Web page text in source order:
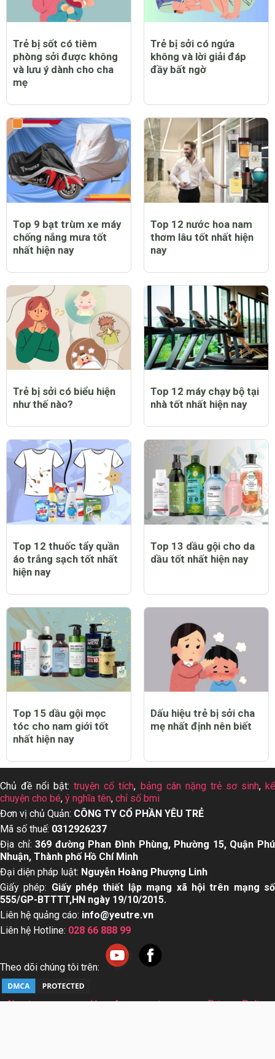
Trẻ bị sốt có tiêm
phòng sởi được không
và lưu ý dành cho cha
mẹ
Trẻ bị sởi có ngứa
không và lời giải đáp
đầy bất ngờ
Top 9 bạt trùm xe máy
chống nắng mưa tốt
nhất hiện nay
Top 12 nước hoa nam
thơm lâu tốt nhất hiện
nay
Trẻ bị sởi có biểu hiện
như thế nào?
Top 12 máy chạy bộ tại
nhà tốt nhất hiện nay
Top 12 thuốc tẩy quần
áo trắng sạch tốt nhất
hiện nay
Top 13 dầu gội cho da
dầu tốt nhất hiện nay
Top 15 dầu gội mọc
tóc cho nam giới tốt
nhất hiện nay
Dấu hiệu trẻ bị sởi cha
mẹ nhất định nên biết
Chủ đề nổi bật:truyện cổ tích, bảng cân nặng trẻ sơ sinh,kể
chuyện cho bé, ý nghĩa tên, chỉ số bmi
Đơn vị chủ Quản: CÔNG TY CỔ PHẦN YÊU TRẺ
Mã số thuế: 0312926237
Địa chỉ:369 đường Phan Đình Phùng, Phường 15, Quận Phú
Nhuận, Thành phố Hồ Chí Minh
Đại diện pháp luật: Nguyễn Hoàng Phượng Linh
Giấy phép: Giấy phép thiết lập mạng xã hội trên mạng số
555/GP-BTTTT,HN ngày 19/10/2015.
Liên hệ quảng cáo: info@yeutre.vn
Liên hệ Hotline: 028 66 888 99
Theo dõi chúng tôi trên:
About us User Agreement
Privacy Policy